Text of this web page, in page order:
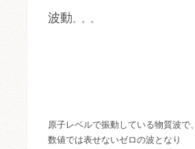
波動。。。
原子レベルで振動している物質波で、
数値では表せないゼロの波となり